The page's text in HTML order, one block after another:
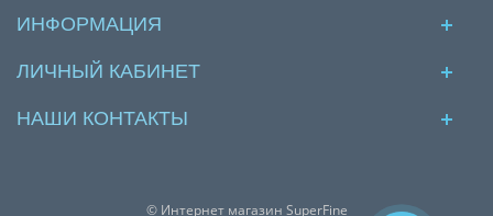
ИНФОРМАЦИЯ
ЛИЧНЫЙ КАБИНЕТ
НАШИ КОНТАКТЫ
© Интернет магазин SuperFine